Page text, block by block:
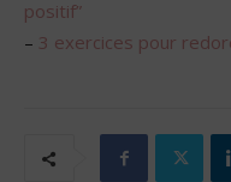
positif”
– 3 exercices pour